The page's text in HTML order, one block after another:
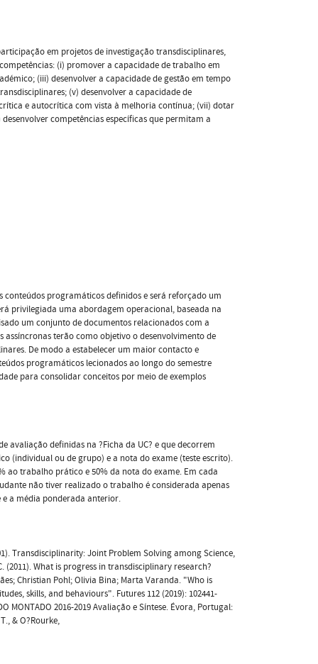
em projetos de investigação transdisciplinares,
(i) promover a capacidade de trabalho em
(iii) desenvolver a capacidade de gestão em tempo
(v) desenvolver a capacidade de
e autocrítica com vista à melhoria contínua; (vii) dotar
competências específicas que permitam a
conteúdos programáticos definidos e será reforçado um
privilegiada uma abordagem operacional, baseada na
um conjunto de documentos relacionados com a
terão como objetivo o desenvolvimento de
De modo a estabelecer um maior contacto e
programáticos lecionados ao longo do semestre
para consolidar conceitos por meio de exemplos
avaliação definidas na ?Ficha da UC? e que decorrem
(individual ou de grupo) e a nota do exame (teste escrito).
ao trabalho prático e 50% da nota do exame. Em cada
não tiver realizado o trabalho é considerada apenas
a média ponderada anterior.
Transdisciplinarity: Joint Problem Solving among Science,
(2011). What is progress in transdisciplinary research?
Christian Pohl; Olivia Bina; Marta Varanda. "Who is
skills, and behaviours". Futures 112 (2019): 102441-
MONTADO 2016-2019 Avaliação e Síntese. Évora, Portugal:
& O?Rourke,